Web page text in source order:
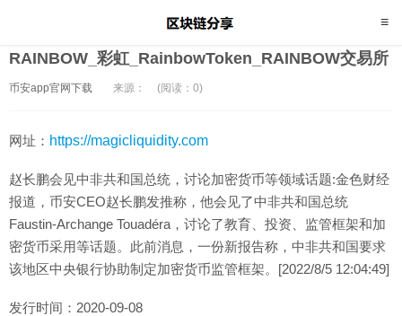
RAINBOW_彩虹_RainbowToken_RAINBOW交易所
币安app官网下载 来源： (阅读：0)
网址： https://magicliquidity.com
赵长鹏会见中非共和国总统，讨论加密货币等领域话题:金色财经
报道，币安CEO赵长鹏发推称，他会见了中非共和国总统
Faustin-Archange Touadéra，讨论了教育、投资、监管框架和加
密货币采用等话题。此前消息，一份新报告称，中非共和国要求
该地区中央银行协助制定加密货币监管框架。[2022/8/5 12:04:49]
发行时间：2020-09-08